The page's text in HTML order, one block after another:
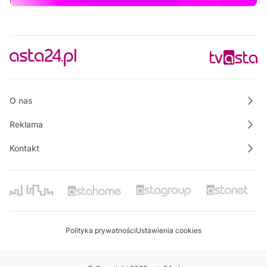
O nas
Reklama
Kontakt
Polityka prywatnościUstawienia cookies